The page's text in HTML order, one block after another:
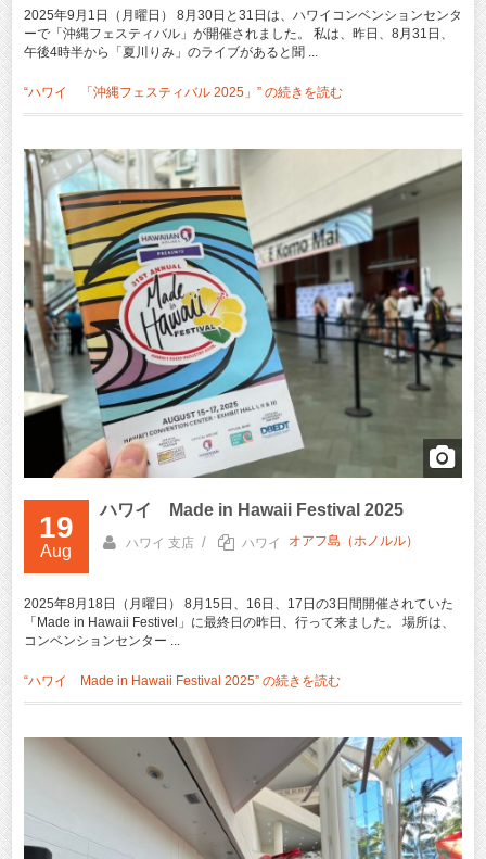
2025年9月1日（月曜日） 8月30日と31日は、ハワイコンベンションセンタ
ーで「沖縄フェスティバル」が開催されました。 私は、昨日、8月31日、
午後4時半から「夏川りみ」のライブがあると聞 ...
“ハワイ 「沖縄フェスティバル 2025」” の続きを読む
19
Aug
ハワイ Made in Hawaii Festival 2025
ハワイ 支店 / ハワイ オアフ島（ホノルル）
2025年8月18日（月曜日） 8月15日、16日、17日の3日間開催されていた
「Made in Hawaii Festivel」に最終日の昨日、行って来ました。 場所は、
コンベンションセンター ...
“ハワイ Made in Hawaii Festival 2025” の続きを読む